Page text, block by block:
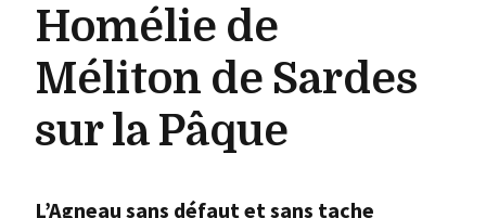
Homélie de
Méliton de Sardes
sur la Pâque
L’Agneau sans défaut et sans tache